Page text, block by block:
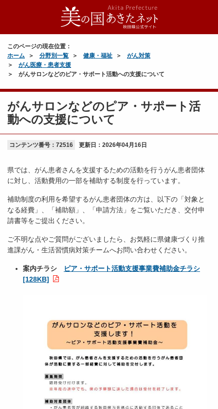
このページの現在位置：
ホーム
分野別一覧 健康・福祉
がん対策
がん医療・患者支援
がんサロンなどのピア・サポート活動への支援について
がんサロンなどのピア・サポート活
動への支援について
コンテンツ番号：72516 更新日： 2026年04月16日
県では、がん患者さんを支援するための活動を行うがん患者団体
に対し、活動費用の一部を補助する制度を行っています。
補助制度の利用を希望するがん患者団体の方は、以下の「対象と
なる経費」、「補助額」、「申請方法」をご覧いただき、交付申
請書等をご提出ください。
ご不明な点やご質問がございましたら、お気軽に県健康づくり推
進課がん・生活習慣病対策チームへお問い合わせください。
案内チラシ
ピア・サポート活動支援事業費補助金チラシ
[128KB]